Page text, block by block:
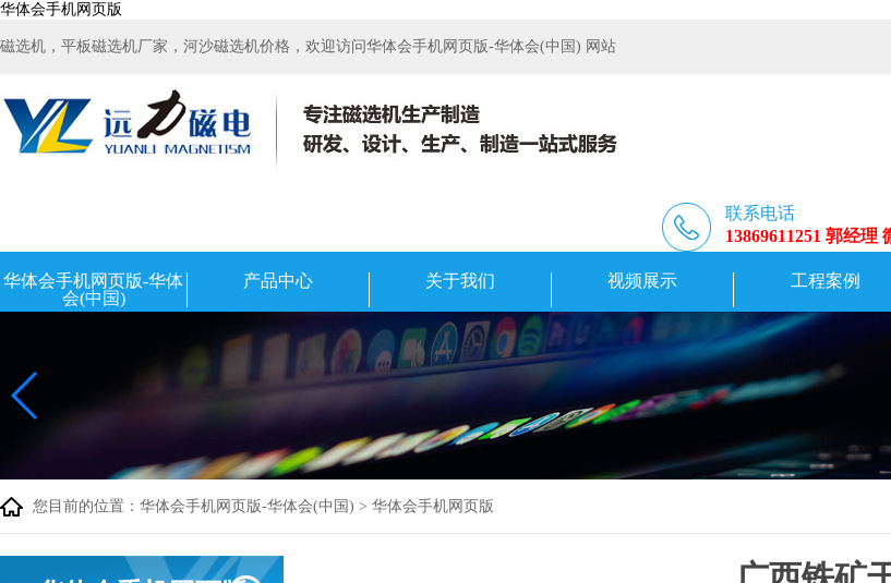
华体会手机网页版
磁选机，平板磁选机厂家，河沙磁选机价格，欢迎访问华体会手机网页版-华体会(中国) 网站
联系电话
13869611251 郭经理
华体会手机网页版-华体
会(中国)
产品中心 关于我们 视频展示 工程案例
您目前的位置： 华体会手机网页版-华体会(中国) > 华体会手机网页版